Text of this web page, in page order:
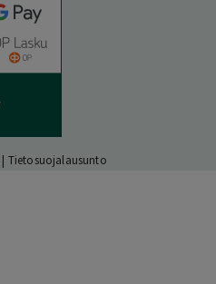
| Tietosuojalausunto